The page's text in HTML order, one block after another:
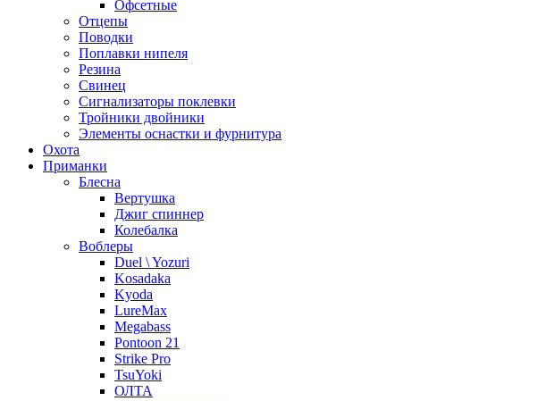
Офсетные
Отцепы
Поводки
Поплавки нипеля
Резина
Свинец
Сигнализаторы поклевки
Тройники двойники
Элементы оснастки и фурнитура
Охота
Приманки
Блесна
Вертушка
Джиг спиннер
Колебалка
Воблеры
Duel \ Yozuri
Kosadaka
Kyoda
LureMax
Megabass
Pontoon 21
Strike Pro
TsuYoki
ОЛТА